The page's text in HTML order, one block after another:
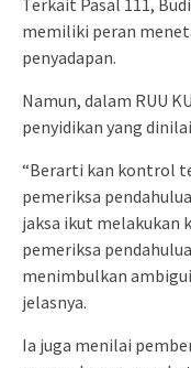
memiliki peran
penyadapan.
Namun, dalam RUU
penyidikan yang
“Berarti kan kontrol
pemeriksa
jaksa ikut melakukan
pemeriksa
menimbulkan
jelasnya.
Ia juga menilai